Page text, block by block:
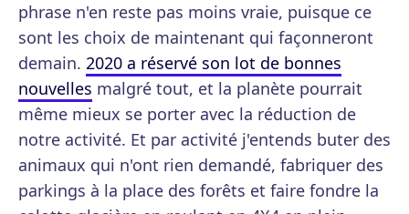
phrase n'en reste pas moins vraie, puisque ce
sont les choix de maintenant qui façonneront
demain. 2020 a réservé son lot de bonnes
nouvelles malgré tout, et la planète pourrait
même mieux se porter avec la réduction de
notre activité. Et par activité j'entends buter des
animaux qui n'ont rien demandé, fabriquer des
parkings à la place des forêts et faire fondre la